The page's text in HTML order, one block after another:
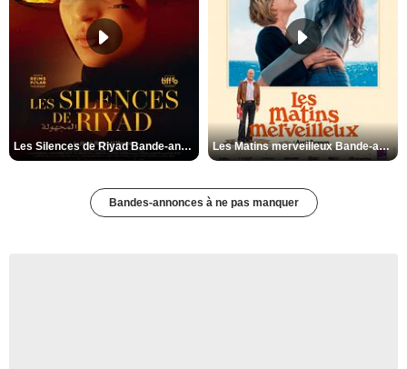
Les Silences de Riyad Bande-annonce VO STFR Les Matins merveilleux Bande-annonce VF
Bandes-annonces à ne pas manquer